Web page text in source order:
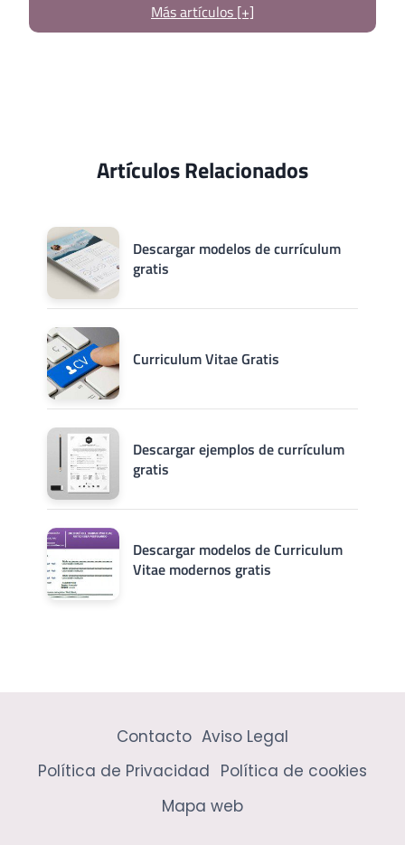
Más artículos [+]
Artículos Relacionados
Descargar modelos de currículum
gratis
Curriculum Vitae Gratis
Descargar ejemplos de currículum
gratis
Descargar modelos de Curriculum
Vitae modernos gratis
Contacto Aviso Legal
Política de Privacidad Política de cookies
Mapa web